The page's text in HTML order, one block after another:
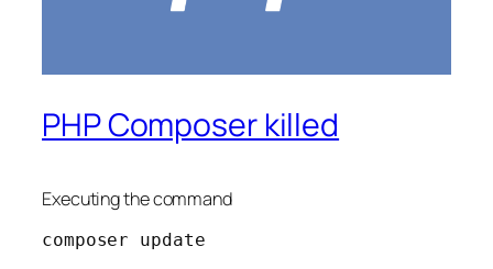
PHP Composer killed
Executing the command
composer update